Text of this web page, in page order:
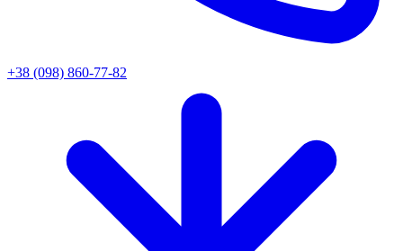
+38 (098) 860-77-82